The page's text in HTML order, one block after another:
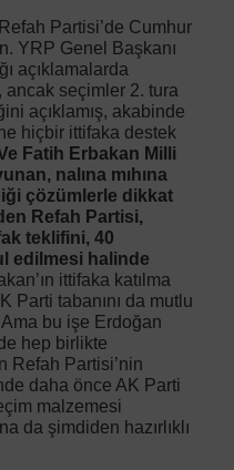
Partisi’de Cumhur
YRP Genel Başkanı
açıklamalarda
ancak seçimler 2. tura
açıklamış, akabinde
hiçbir ittifaka destek
Fatih Erbakan Milli
nalına mıhına
çözümlerle dikkat
Refah Partisi,
teklifini, 40
edilmesi halinde
ittifaka katılma
Parti tabanını da mutlu
bu işe Erdoğan
hep birlikte
Refah Partisi’nin
daha önce AK Parti
malzemesi
da şimdiden hazırlıklı